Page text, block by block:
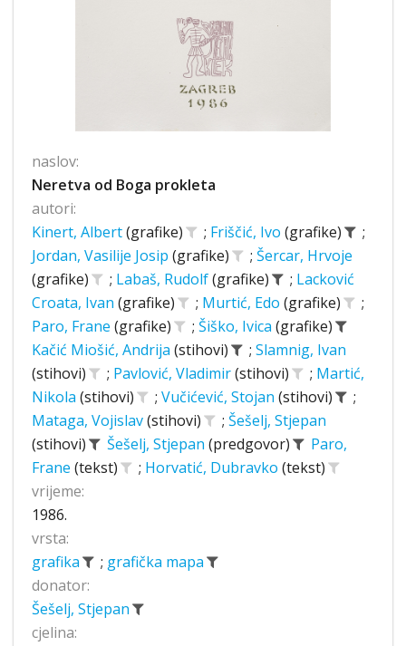
naslov:
Neretva od Boga prokleta
autori:
Kinert, Albert(grafike) ; Friščić, Ivo (grafike)
;
Jordan, Vasilije Josip (grafike) ; Šercar, Hrvoje
(grafike)
; Labaš, Rudolf(grafike) ; Lacković
Croata, Ivan (grafike) ; Murtić, Edo (grafike)
;
Paro, Frane (grafike) ; Šiško, Ivica (grafike)
Kačić Miošić, Andrija (stihovi) ; Slamnig, Ivan
(stihovi)
; Pavlović, Vladimir(stihovi) ; Martić,
Nikola (stihovi) ; Vučićević, Stojan (stihovi)
;
Mataga, Vojislav(stihovi) ; Šešelj, Stjepan
(stihovi)
Šešelj, Stjepan (predgovor)
Paro,
Frane (tekst) ; Horvatić, Dubravko (tekst)
vrijeme:
1986.
vrsta:
grafika
; grafička mapa
donator:
Šešelj, Stjepan
cjelina: